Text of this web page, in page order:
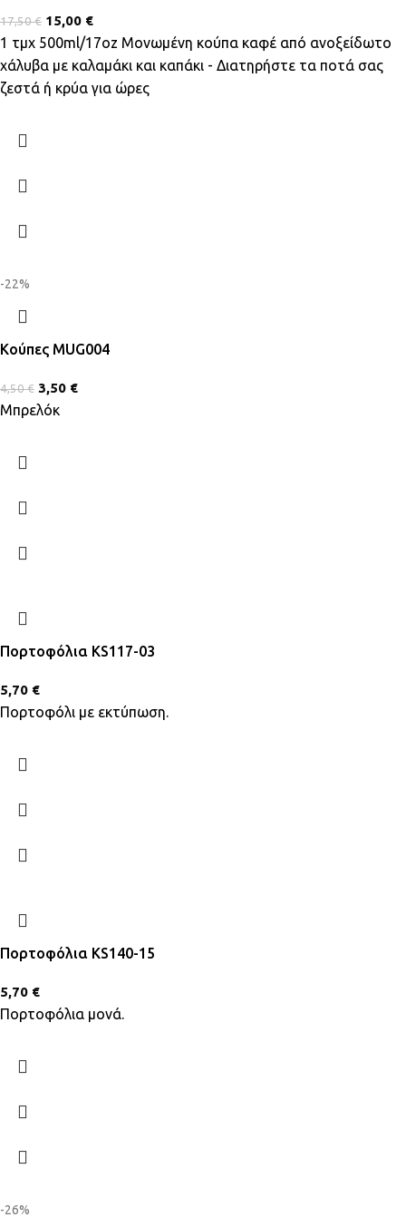
17,50€ 15,00 €
1 τμχ 500ml/17oz Μονωμένη κούπα καφέ από ανοξείδωτο
χάλυβα με καλαμάκι και καπάκι - Διατηρήστε τα ποτά σας
ζεστά ή κρύα για ώρες
-22%
Κούπες MUG004
4,50€ 3,50 €
Μπρελόκ
Πορτοφόλια KS117-03
5,70 €
Πορτοφόλι με εκτύπωση.
Πορτοφόλια KS140-15
5,70 €
Πορτοφόλια μονά.
-26%